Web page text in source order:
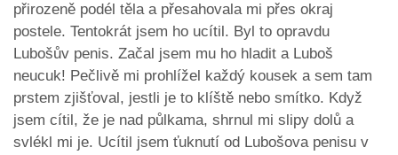
přirozeně podél těla a přesahovala mi přes okraj
postele. Tentokrát jsem ho ucítil. Byl to opravdu
Lubošův penis. Začal jsem mu ho hladit a Luboš
neucuk! Pečlivě mi prohlížel každý kousek a sem tam
prstem zjišťoval, jestli je to klíště nebo smítko. Když
jsem cítil, že je nad půlkama, shrnul mi slipy dolů a
svlékl mi je. Ucítil jsem ťuknutí od Lubošova penisu v